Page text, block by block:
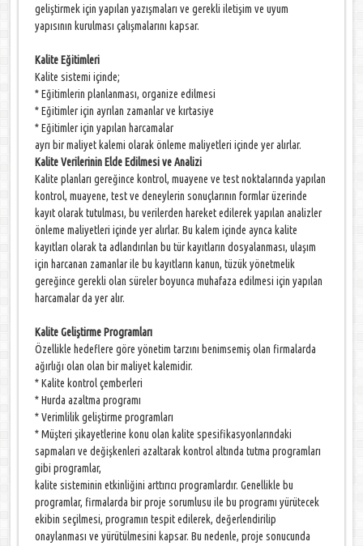
geliştirmek için yapılan yazışmaları ve gerekli iletişim ve uyum
yapısının kurulması çalışmalarını kapsar.
Kalite Eğitimleri
Kalite sistemi içinde;
* Eğitimlerin planlanması, organize edilmesi
* Eğitimler için ayrılan zamanlar ve kırtasiye
* Eğitimler için yapılan harcamalar
ayrı bir maliyet kalemi olarak önleme maliyetleri içinde yer alırlar.
Kalite Verilerinin Elde Edilmesi ve Analizi
Kalite planları gereğince kontrol, muayene ve test noktalarında yapılan
kontrol, muayene, test ve deneylerin sonuçlarının formlar üzerinde
kayıt olarak tutulması, bu verilerden hareket edilerek yapılan analizler
önleme maliyetleri içinde yer alırlar. Bu kalem içinde aynca kalite
kayıtları olarak ta adlandırılan bu tür kayıtların dosyalanması, ulaşım
için harcanan zamanlar ile bu kayıtların kanun, tüzük yönetmelik
gereğince gerekli olan süreler boyunca muhafaza edilmesi için yapılan
harcamalar da yer alır.
Kalite Geliştirme Programları
Özellikle hedeflere göre yönetim tarzını benimsemiş olan firmalarda
ağırlığı olan olan bir maliyet kalemidir.
* Kalite kontrol çemberleri
* Hurda azaltma programı
* Verimlilik geliştirme programları
* Müşteri şikayetlerine konu olan kalite spesifikasyonlarındaki
sapmaları ve değişkenleri azaltarak kontrol altında tutma programları
gibi programlar,
kalite sisteminin etkinliğini arttırıcı programlardır. Genellikle bu
programlar, firmalarda bir proje sorumlusu ile bu programı yürütecek
ekibin seçilmesi, programın tespit edilerek, değerlendirilip
onaylanması ve yürütülmesini kapsar. Bu nedenle, proje sonucunda